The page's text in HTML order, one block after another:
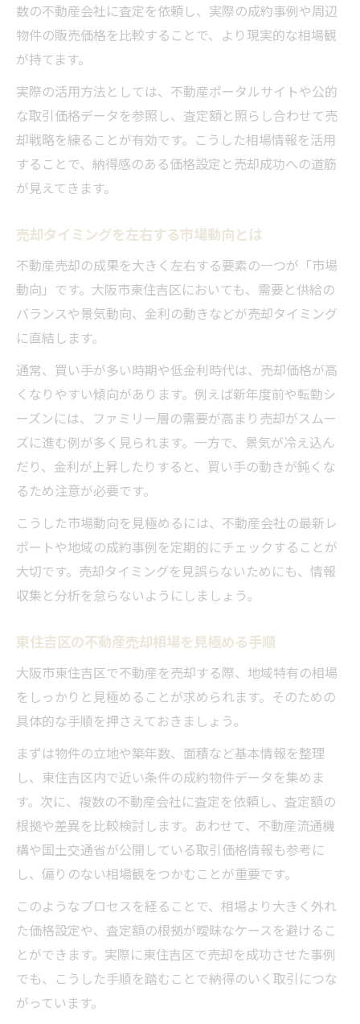
数の不動産会社に査定を依頼し、実際の成約事例や周辺
物件の販売価格を比較することで、より現実的な相場観
が持てます。
実際の活用方法としては、不動産ポータルサイトや公的
な取引価格データを参照し、査定額と照らし合わせて売
却戦略を練ることが有効です。こうした相場情報を活用
することで、納得感のある価格設定と売却成功への道筋
が見えてきます。
売却タイミングを左右する市場動向とは
不動産売却の成果を大きく左右する要素の一つが「市場
動向」です。大阪市東住吉区においても、需要と供給の
バランスや景気動向、金利の動きなどが売却タイミング
に直結します。
通常、買い手が多い時期や低金利時代は、売却価格が高
くなりやすい傾向があります。例えば新年度前や転勤シ
ーズンには、ファミリー層の需要が高まり売却がスムー
ズに進む例が多く見られます。一方で、景気が冷え込ん
だり、金利が上昇したりすると、買い手の動きが鈍くな
るため注意が必要です。
こうした市場動向を見極めるには、不動産会社の最新レ
ポートや地域の成約事例を定期的にチェックすることが
大切です。売却タイミングを見誤らないためにも、情報
収集と分析を怠らないようにしましょう。
東住吉区の不動産売却相場を見極める手順
大阪市東住吉区で不動産を売却する際、地域特有の相場
をしっかりと見極めることが求められます。そのための
具体的な手順を押さえておきましょう。
まずは物件の立地や築年数、面積など基本情報を整理
し、東住吉区内で近い条件の成約物件データを集めま
す。次に、複数の不動産会社に査定を依頼し、査定額の
根拠や差異を比較検討します。あわせて、不動産流通機
構や国土交通省が公開している取引価格情報も参考に
し、偏りのない相場観をつかむことが重要です。
このようなプロセスを経ることで、相場より大きく外れ
た価格設定や、査定額の根拠が曖昧なケースを避けるこ
とができます。実際に東住吉区で売却を成功させた事例
でも、こうした手順を踏むことで納得のいく取引につな
がっています。